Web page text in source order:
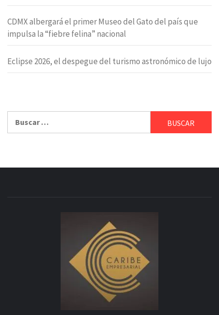
CDMX albergará el primer Museo del Gato del país que
impulsa la “fiebre felina” nacional
Eclipse 2026, el despegue del turismo astronómico de lujo